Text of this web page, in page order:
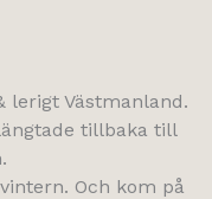
lerigt Västmanland.
tillbaka till
Och kom på